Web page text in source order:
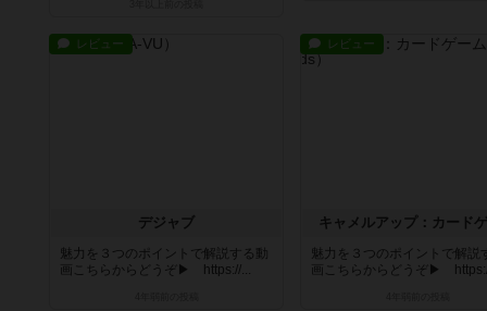
レビュー
デジャブ
魅力を３つのポイントで解説する動
画こちらからどうぞ▶ https://...
レビュー
キャメルアップ：カード
魅力を３つのポイントで解説
画こちらからどうぞ▶